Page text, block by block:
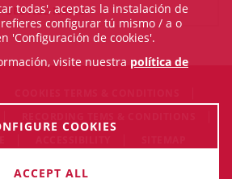
SEE ALL NEWS
2026 Il·lustre Col·legi de l'Advocacia
todas', aceptas la instalación de
configurar tú mismo / a o
'Configuración de cookies'.
visite nuestra política de
COOKIES
ACCEPT ALL